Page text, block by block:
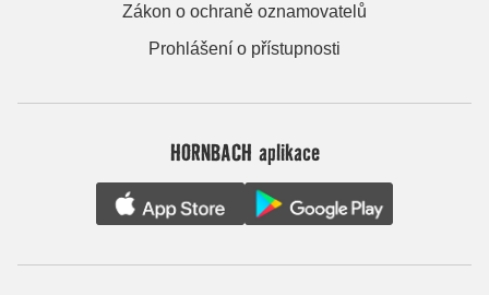
Zákon o ochraně oznamovatelů
Prohlášení o přístupnosti
HORNBACH aplikace